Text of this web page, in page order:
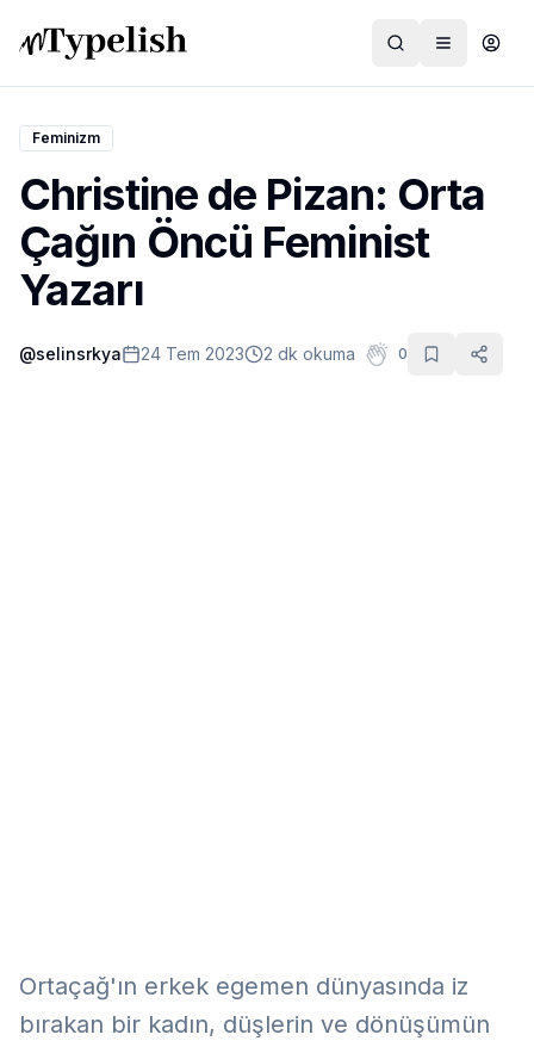
Dünya
Film ve Dizi
Kültür ve Sanat
Sağlık
Feminizm
Christine de Pizan: Orta
Çağın Öncü Feminist
Yazarı
@selinsrkya 24 Tem 2023 2 dk okuma 0
Ortaçağ'ın erkek egemen dünyasında iz
bırakan bir kadın, düşlerin ve dönüşümün